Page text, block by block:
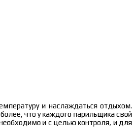
и наслаждаться отдыхом.
что у каждого парильщика свой
и с целью контроля, и для